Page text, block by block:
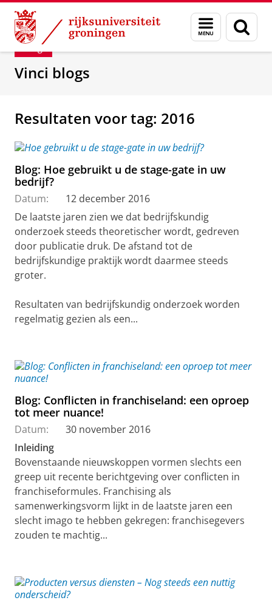
Skip
Content
Skip
Navigation
Menu
en
zoeken
Department of Innovation Management &
Blog
Vinci blogs
Resultaten voor tag: 2016
Blog: Hoe gebruikt u de stage-gate in uw
bedrijf?
Datum:
12 december 2016
De laatste jaren zien we dat bedrijfskundig
onderzoek steeds theoretischer wordt, gedreven
door publicatie druk. De afstand tot de
bedrijfskundige praktijk wordt daarmee steeds
groter.
Resultaten van bedrijfskundig onderzoek worden
regelmatig gezien als een...
Blog: Conflicten in franchiseland: een oproep
tot meer nuance!
Datum:
30 november 2016
Inleiding
Bovenstaande nieuwskoppen vormen slechts een
greep uit recente berichtgeving over conflicten in
franchiseformules. Franchising als
samenwerkingsvorm lijkt in de laatste jaren een
slecht imago te hebben gekregen: franchisegevers
zouden te machtig...